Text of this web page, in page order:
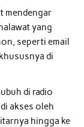
mendengar
yang
seperti email
di
di radio
akses oleh
hingga ke